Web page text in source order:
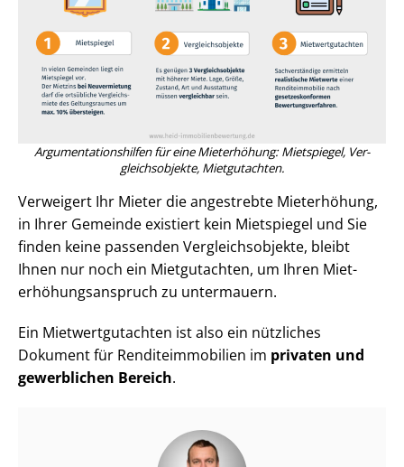
Ar­gu­men­ta­ti­ons­hil­fen für eine Mieterhöhung: Mietspiegel, Ver­
gleichs­ob­jek­te, Mietgutachten.
Verweigert Ihr Mieter die angestrebte Mieterhöhung,
in Ihrer Gemeinde existiert kein Mietspiegel und Sie
finden keine passenden Ver­gleichs­ob­jek­te, bleibt
Ihnen nur noch ein Mietgutachten, um Ihren Miet­
erhö­hungs­an­spruch zu untermauern.
Ein Miet­wert­gut­ach­ten ist also ein nützliches
Dokument für Ren­di­teim­mo­bi­li­en im privaten und
gewerblichen Bereich.